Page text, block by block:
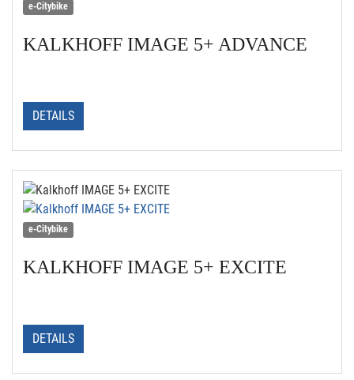
e-Citybike
KALKHOFF IMAGE 5+ ADVANCE
DETAILS
e-Citybike
KALKHOFF IMAGE 5+ EXCITE
DETAILS